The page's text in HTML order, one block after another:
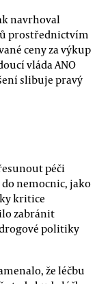
navrhoval
prostřednictvím
ceny za výkup
vláda ANO
slibuje pravý
péči
nemocnic, jako
kritice
zabránit
politiky
že léčbu